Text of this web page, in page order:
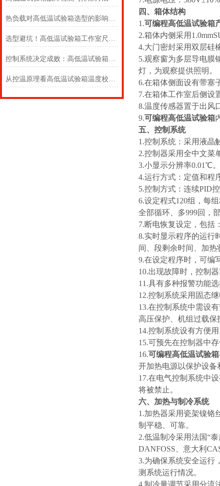
热负载对高低温试验箱选型的影响机制及客户决策指南
选型避坑！高低温试验箱工作室尺寸，选对才不浪费、测的准
控制系统决定成败：高低温试验箱的 “大脑” 究竟有多强？
从控温原理看高低温试验箱温度校准的必要性
四、箱体结构
1.可编程高低温试验箱
2.箱体内侧采用
4.大门密封采用双层硅
5.观察窗为多层导电膜
灯，为观察提供照明。
6.在箱体侧面设有带塞
7.在箱体工作室后侧设
8.温度传感器置于出风
9.可编程高低温试验箱
五、控制系统
1.控制系统：采用液晶
2.控制器采用全中文
3.小显示分辨率
4.运行方式：定值和程
5.控制方式：连
6.设定程式120组，每
全部循环、多999回，
7.断电恢复设定，包括
8.实时显示程序的运行
间、段剩余时间、加
9.在设定程序时，可编
10.出现故障时，控制
11.具有多种报警功能
12.控制系统采用固态
13.在控制系统中需设
高压保护、机组过载
14.控制系统设有方便
15.可预先在控制器中
16.可编程高低温试验箱
开加热电源以保护设备
17.在电气控制系统中
将被禁止。
六、加热与制冷系统
1.加热器采用瓷架镍铬
制平稳、可靠。
2.低温制冷采用法国“
DANFOSS、意大利
3.为确保系统安全运行
测系统运行情况。
4.制冷量调节采用分流